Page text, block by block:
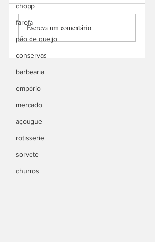
chopp
farofa
pão de queijo
conservas
barbearia
empório
mercado
açougue
rotisserie
sorvete
churros
Bar
Escreva um comentário